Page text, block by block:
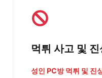
먹튀 사고 및 진
성인 PC방 먹튀 및 진